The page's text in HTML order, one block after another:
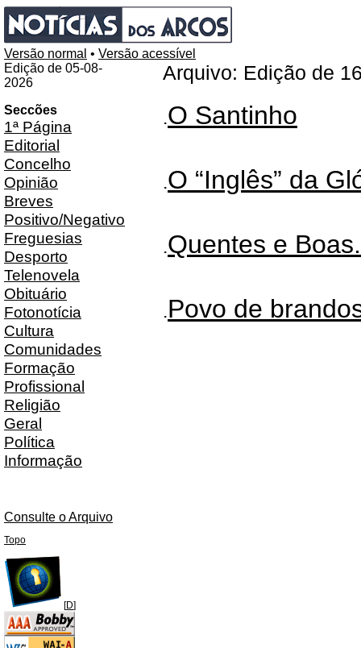
Versão normal • Versão acessível
Edição de 05-08-
2026
Seccões
1ª Página
Editorial
Concelho
Opinião
Breves
Positivo/Negativo
Freguesias
Desporto
Telenovela
Obituário
Fotonotícia
Cultura
Comunidades
Formação
Profissional
Religião
Geral
Política
Informação
Consulte o Arquivo
Arquivo: Edição de
.O Santinho
.O “Inglês” da
.Quentes e
.Povo de
Topo
[D]